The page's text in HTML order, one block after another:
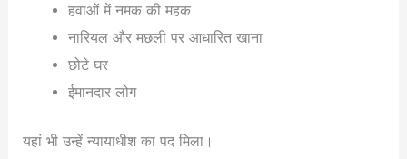
हवाओं में नमक की महक
नारियल और मछली पर आधारित खाना
छोटे घर
ईमानदार लोग
यहां भी उन्हें न्यायाधीश का पद मिला।